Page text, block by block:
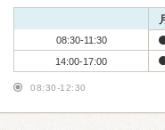
08:30-11:30
14:00-17:00
08:30-12:30